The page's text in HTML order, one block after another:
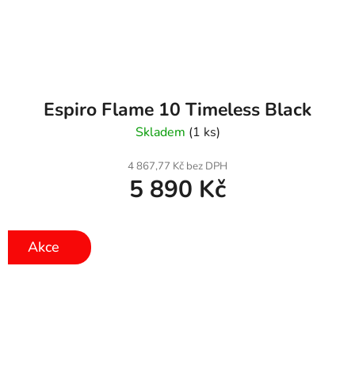
Espiro Flame 10 Timeless Black
Skladem (1 ks)
4 867,77 Kč bez DPH
5 890 Kč
Akce